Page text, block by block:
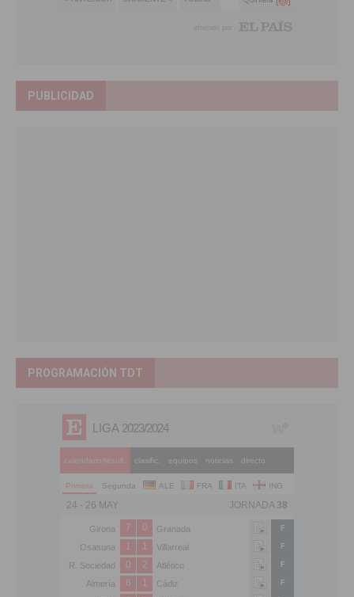
PUBLICIDAD
PROGRAMACIÓN TDT